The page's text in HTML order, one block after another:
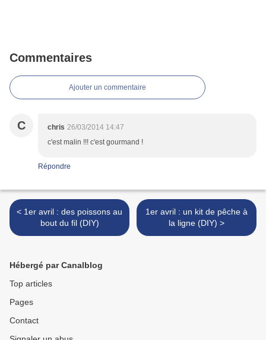
Commentaires
Ajouter un commentaire
C chris 26/03/2014 14:47
c'est malin !!! c'est gourmand !
Répondre
< 1er avril : des poissons au
bout du fil (DIY)
1er avril : un kit de pêche à
la ligne (DIY) >
Hébergé par Canalblog
Top articles
Pages
Contact